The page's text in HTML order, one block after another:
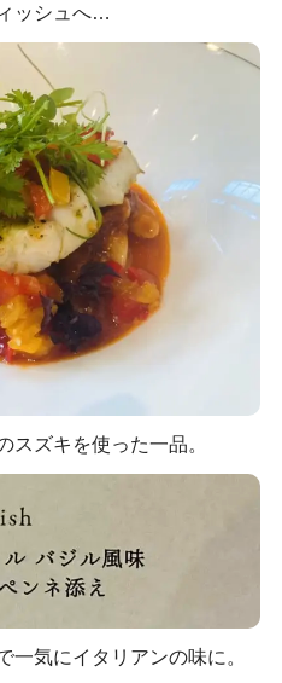
ッシュへ…
スズキを使った一品。
一気にイタリアンの味に。